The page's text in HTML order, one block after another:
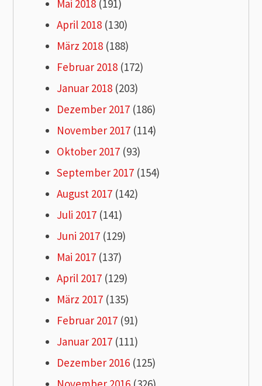
Mai 2018 (191)
April 2018 (130)
März 2018 (188)
Februar 2018 (172)
Januar 2018 (203)
Dezember 2017 (186)
November 2017 (114)
Oktober 2017 (93)
September 2017 (154)
August 2017 (142)
Juli 2017 (141)
Juni 2017 (129)
Mai 2017 (137)
April 2017 (129)
März 2017 (135)
Februar 2017 (91)
Januar 2017 (111)
Dezember 2016 (125)